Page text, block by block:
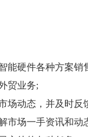
硬件各种方案销
贸业务;
动态，并及时反
场一手资讯和动